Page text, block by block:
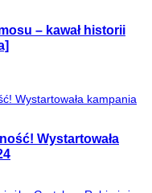
– kawał historii
Wystartowała